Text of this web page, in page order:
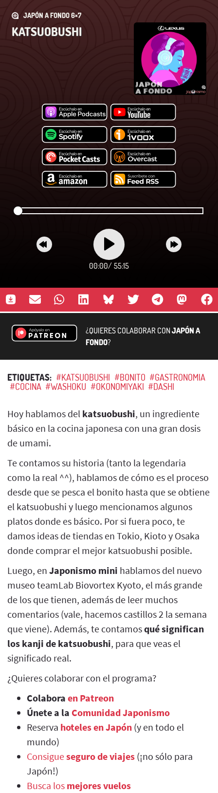
JAPÓN A FONDO 6×7
KATSUOBUSHI
00:00/ 55:15
¿QUIERES COLABORAR CONJAPÓN A
FONDO?
ETIQUETAS: #KATSUOBUSHI #BONITO #GASTRONOMIA
#COCINA #WASHOKU #OKONOMIYAKI #DASHI
Hoy hablamos del katsuobushi, un ingrediente
básico en la cocina japonesa con una gran dosis
de umami.
Te contamos su historia (tanto la legendaria
como la real ^^), hablamos de cómo es el proceso
desde que se pesca el bonito hasta que se obtiene
el katsuobushi y luego mencionamos algunos
platos donde es básico. Por si fuera poco, te
damos ideas de tiendas en Tokio, Kioto y Osaka
donde comprar el mejor katsuobushi posible.
Luego, en Japonismo mini hablamos del nuevo
museo teamLab Biovortex Kyoto, el más grande
de los que tienen, además de leer muchos
comentarios (vale, hacemos castillos 2 la semana
que viene). Además, te contamosqué significan
los kanji de katsuobushi, para que veas el
significado real.
¿Quieres colaborar con el programa?
Colabora en Patreon
Únete a la Comunidad Japonismo
Reserva hoteles en Japón (y en todo el
mundo)
Consigueseguro de viajes (¡no sólo para
Japón!)
Busca los mejores vuelos